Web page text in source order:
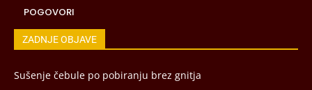
POGOVORI
ZADNJE OBJAVE
Sušenje čebule po pobiranju brez gnitja